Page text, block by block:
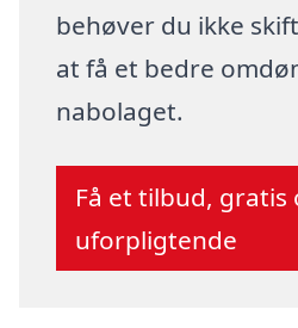
behøver du ikke
at få et bedre
nabolaget.
Få et tilbud, gratis
uforpligtende